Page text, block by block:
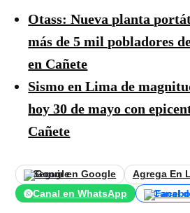
Otass: Nueva planta
más de 5 mil pobladores
en Cañete
Sismo en Lima de
hoy 30 de mayo con
Cañete
Seguir en Google
Agrega En
Canal en WhatsApp
Canal